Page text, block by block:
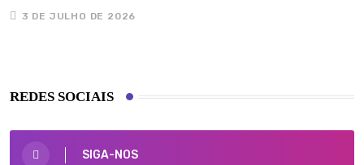
3 DE JULHO DE 2026
REDES SOCIAIS
SIGA-NOS